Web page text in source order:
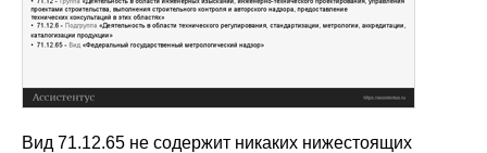
Вид 71.12.65 не содержит никаких нижестоящих